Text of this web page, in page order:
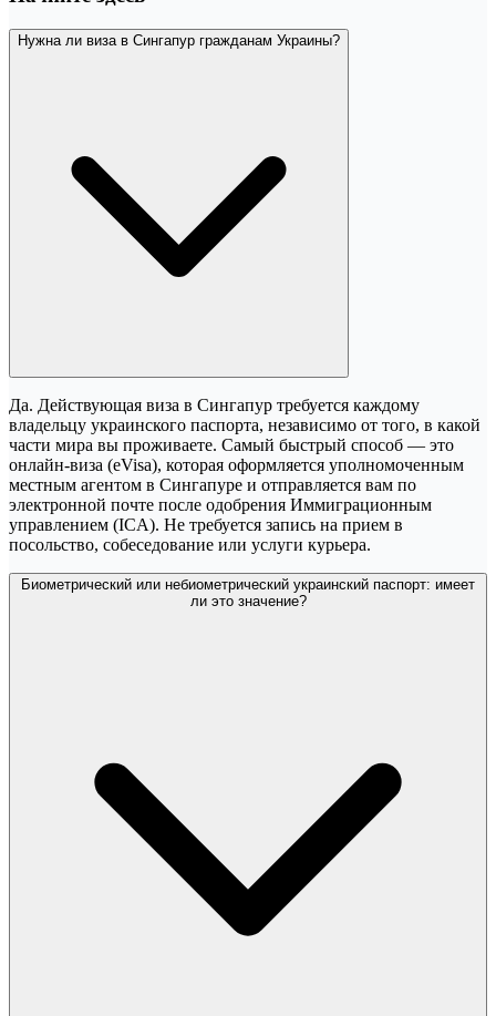
Нужна ли виза в Сингапур гражданам Украины?
Да. Действующая виза в Сингапур требуется каждому
владельцу украинского паспорта, независимо от того, в какой
части мира вы проживаете. Самый быстрый способ — это
онлайн-виза (eVisa), которая оформляется уполномоченным
местным агентом в Сингапуре и отправляется вам по
электронной почте после одобрения Иммиграционным
управлением (ICA). Не требуется запись на прием в
посольство, собеседование или услуги курьера.
Биометрический или небиометрический украинский паспорт: имеет
ли это значение?